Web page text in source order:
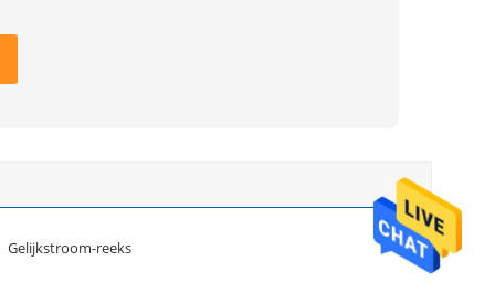
Gelijkstroom-reeks